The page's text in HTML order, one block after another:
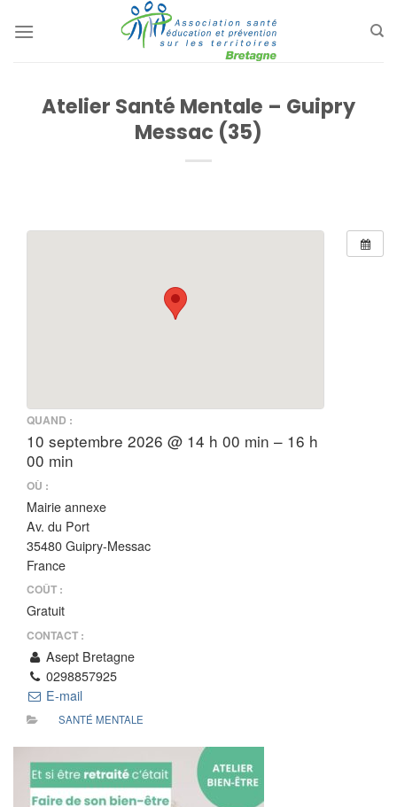
au
Atelier Santé Mentale – Guipry
Messac (35)
QUAND :
10 septembre 2026 @ 14 h 00 min – 16 h
00 min
OÙ :
Mairie annexe
Av. du Port
35480 Guipry-Messac
France
COÛT :
Gratuit
CONTACT :
Asept Bretagne
0298857925
E-mail
SANTÉ MENTALE